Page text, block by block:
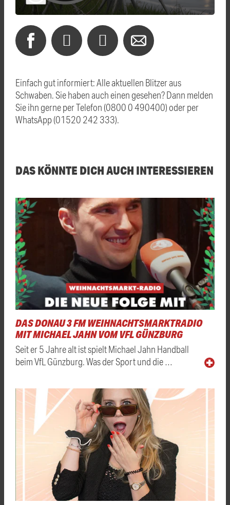
Einfach gut informiert: Alle aktuellen Blitzer aus
Schwaben. Sie haben auch einen gesehen? Dann melden
Sie ihn gerne per Telefon (0800 0 490400) oder per
WhatsApp (01520 242 333).
DAS KÖNNTE DICH AUCH INTERESSIEREN
DAS DONAU 3 FM WEIHNACHTSMARKTRADIO
MIT MICHAEL JAHN VOM VFL GÜNZBURG
Seit er 5 Jahre alt ist spielt Michael Jahn Handball
beim VfL Günzburg. Was der Sport und die …